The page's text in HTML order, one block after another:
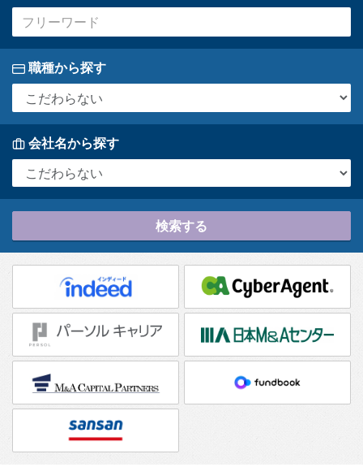
職種から探す
会社名から探す
検索する